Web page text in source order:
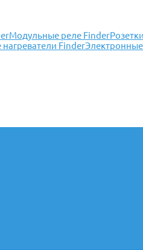
Модульные реле Finder
Finder